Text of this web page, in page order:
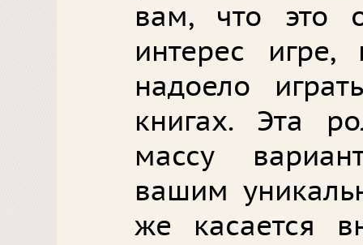
вам, что это
интерес
надоело
книгах. Эта
массу
вашим
же касается